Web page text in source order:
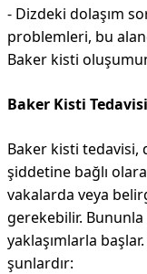
- Dizdeki dolaşım
problemleri, bu
Baker kisti
Baker Kisti Tedavisi
Baker kisti tedavisi,
şiddetine bağlı
vakalarda veya
gerekebilir.
yaklaşımlarla
şunlardır: